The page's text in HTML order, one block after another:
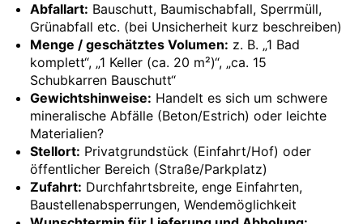
Abfallart: Bauschutt, Baumischabfall, Sperrmüll,
Grünabfall etc. (bei Unsicherheit kurz beschreiben)
Menge / geschätztes Volumen: z. B. „1 Bad
komplett“, „1 Keller (ca. 20 m²)“, „ca. 15
Schubkarren Bauschutt“
Gewichtshinweise: Handelt es sich um schwere
mineralische Abfälle (Beton/Estrich) oder leichte
Materialien?
Stellort: Privatgrundstück (Einfahrt/Hof) oder
öffentlicher Bereich (Straße/Parkplatz)
Zufahrt: Durchfahrtsbreite, enge Einfahrten,
Baustellenabsperrungen, Wendemöglichkeit